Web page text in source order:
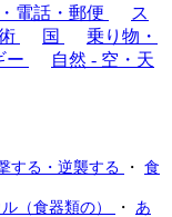
電話・郵便
ス
国
乗り物・
ー
自然 - 空・天
する・逆襲する ・ 食
（食器類の） ・ あ